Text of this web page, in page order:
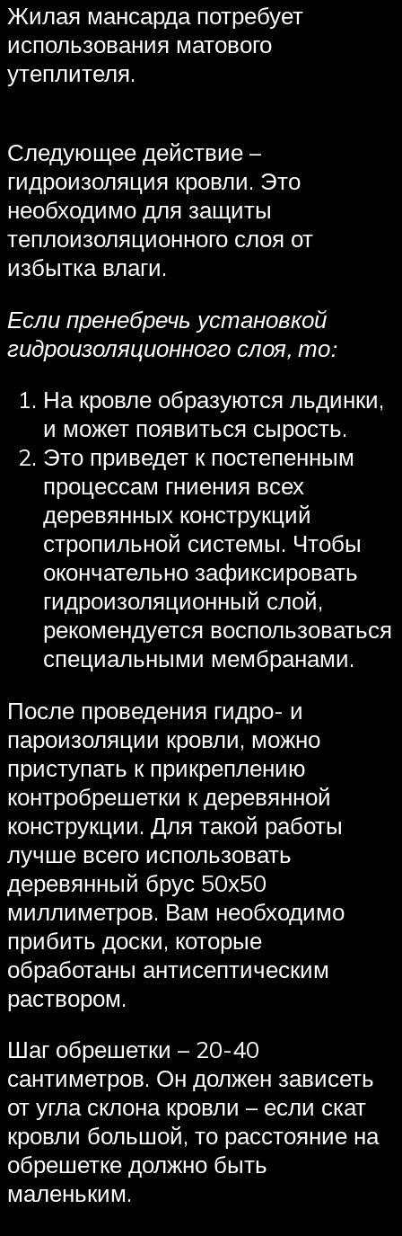
Жилая мансарда потребует
использования матового
утеплителя.
Следующее действие –
гидроизоляция кровли. Это
необходимо для защиты
теплоизоляционного слоя от
избытка влаги.
Если пренебречь установкой
гидроизоляционного слоя, то:
На кровле образуются льдинки,
и может появиться сырость.
Это приведет к постепенным
процессам гниения всех
деревянных конструкций
стропильной системы. Чтобы
окончательно зафиксировать
гидроизоляционный слой,
рекомендуется воспользоваться
специальными мембранами.
После проведения гидро- и
пароизоляции кровли, можно
приступать к прикреплению
контробрешетки к деревянной
конструкции. Для такой работы
лучше всего использовать
деревянный брус 50х50
миллиметров. Вам необходимо
прибить доски, которые
обработаны антисептическим
раствором.
Шаг обрешетки – 20-40
сантиметров. Он должен зависеть
от угла склона кровли – если скат
кровли большой, то расстояние на
обрешетке должно быть
маленьким.